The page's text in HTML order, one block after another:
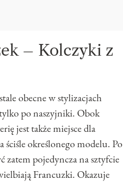
– Kolczyki z
obecne w stylizacjach
po naszyjniki. Obok
jest także miejsce dla
określonego modelu. Po
zatem pojedyncza na sztyfcie
Francuzki. Okazuje